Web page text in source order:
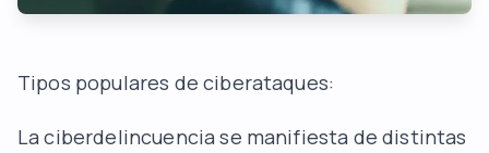
Tipos populares de ciberataques:
La ciberdelincuencia se manifiesta de distintas